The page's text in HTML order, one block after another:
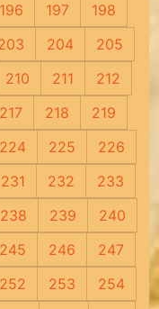
196 197
198
204
205
210 211
212
217 218
219
224 225
226
231 232
233
238 239
240
245 246
247
252 253
254